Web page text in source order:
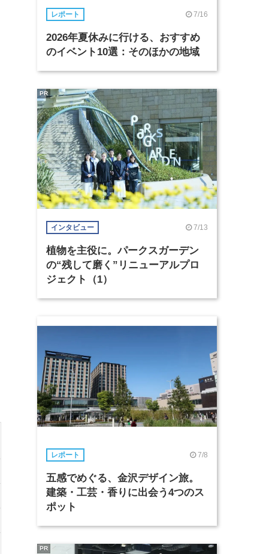
レポート 7/16
2026年夏休みに行ける、おすすめ
のイベント10選：そのほかの地域
インタビュー 7/13
植物を主役に。パークスガーデン
の“残して磨く”リニューアルプロ
ジェクト（1）
PR
レポート 7/8
五感でめぐる、金沢デザイン旅。
建築・工芸・香りに出会う4つのス
ポット
PR